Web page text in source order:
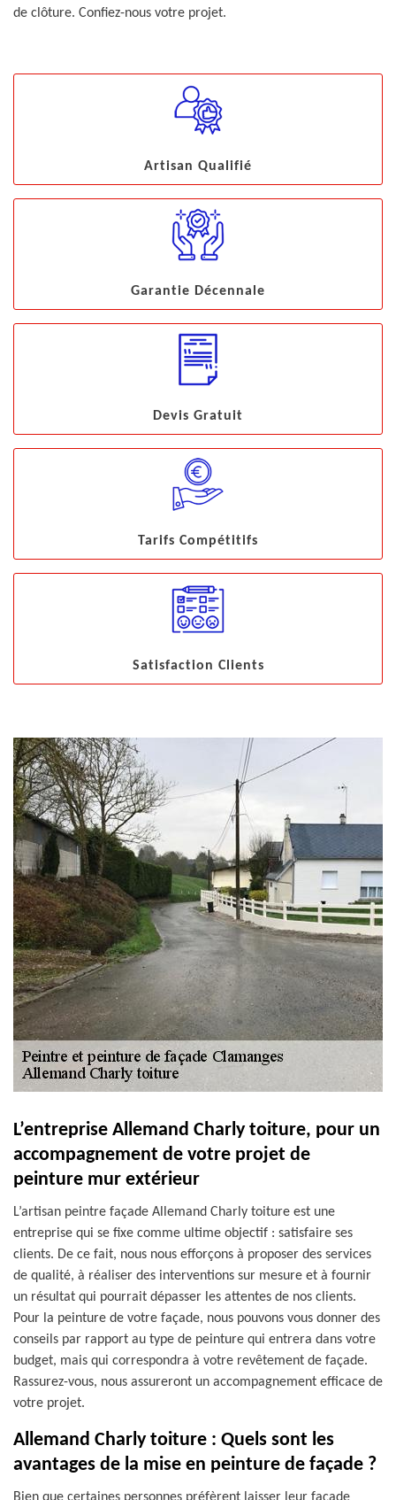
de clôture. Confiez-nous votre projet.
Artisan Qualifié
Garantie Décennale
Devis Gratuit
Tarifs Compétitifs
Satisfaction Clients
L’entreprise Allemand Charly toiture, pour un
accompagnement de votre projet de
peinture mur extérieur
L’artisan peintre façade Allemand Charly toiture est une
entreprise qui se fixe comme ultime objectif : satisfaire ses
clients. De ce fait, nous nous efforçons à proposer des services
de qualité, à réaliser des interventions sur mesure et à fournir
un résultat qui pourrait dépasser les attentes de nos clients.
Pour la peinture de votre façade, nous pouvons vous donner des
conseils par rapport au type de peinture qui entrera dans votre
budget, mais qui correspondra à votre revêtement de façade.
Rassurez-vous, nous assureront un accompagnement efficace de
votre projet.
Allemand Charly toiture : Quels sont les
avantages de la mise en peinture de façade ?